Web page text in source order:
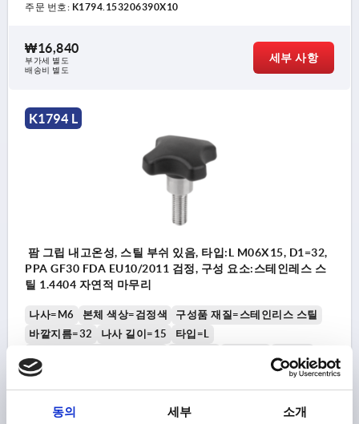
동의 세부 소개
주문 번호: K1794.153206390X10
₩16,840
부가세 별도
배송비 별도
세부 사항
K1794 L
팜 그립 내고온성, 스틸 부쉬 있음, 타입:L M06X15, D1=32,
PPA GF30 FDA EU10/2011 검정, 구성 요소:스테인레스 스
틸 1.4404 자연적 마무리
나사=M6 본체 색상=검정색
구성품 재질=스테인리스 스틸
바깥지름=32
나사 길이=15
타입=L
H3=9,5